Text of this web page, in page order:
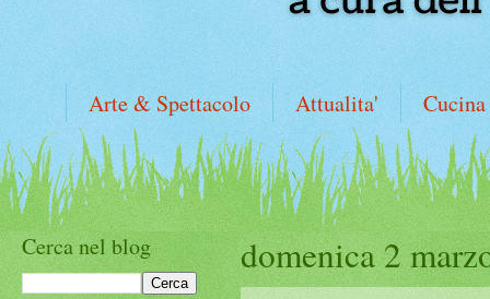
Arte & Spettacolo Attualita' Cucina
domenica 2
Cerca nel blog